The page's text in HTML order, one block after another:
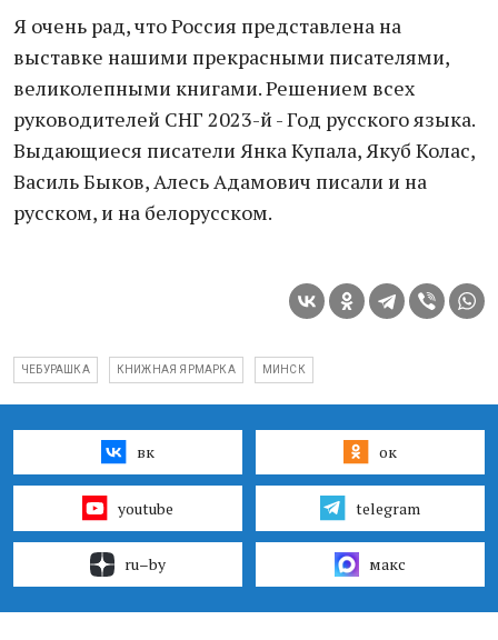
Я очень рад, что Россия представлена на
выставке нашими прекрасными писателями,
великолепными книгами. Решением всех
руководителей СНГ 2023-й - Год русского языка.
Выдающиеся писатели Янка Купала, Якуб Колас,
Василь Быков, Алесь Адамович писали и на
русском, и на белорусском.
ЧЕБУРАШКА КНИЖНАЯ ЯРМАРКА МИНСК
вк ок
youtube telegram
ru–by макс